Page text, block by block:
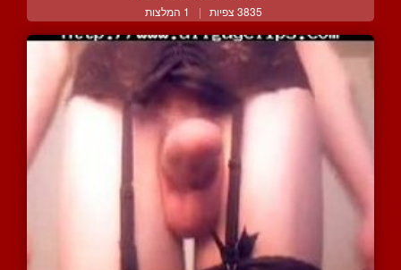
3835 צפיות | 1 המלצות